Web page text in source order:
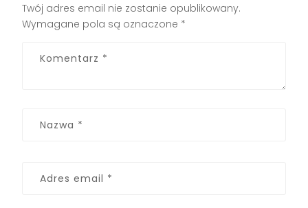
Twój adres email nie zostanie opublikowany.
Wymagane pola są oznaczone *